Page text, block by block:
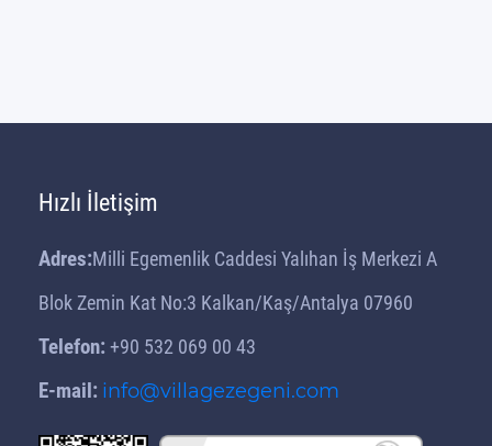
Hızlı İletişim
Adres:Milli Egemenlik Caddesi Yalıhan İş Merkezi A
Blok Zemin Kat No:3 Kalkan/Kaş/Antalya 07960
Telefon: +90 532 069 00 43
E-mail: info@villagezegeni.com